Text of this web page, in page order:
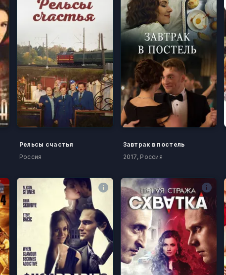
Рельсы счастья
Россия
Завтрак в постель
2017, Россия